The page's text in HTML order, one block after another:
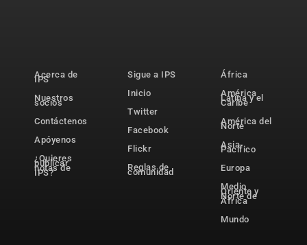
Acerca de
IPS
Nuestros
socios
Contáctenos
Apóyenos
¿Quieres
publicar
notas de
IPS?
Sigue a IPS
Inicio
Twitter
Facebook
Flickr
Reglas de
comunidad
África
América
Latina y el
Caribe
América del
Norte
Asia-
Pacífico
Europa
Medio
Oriente y
Norte de
África
Mundo